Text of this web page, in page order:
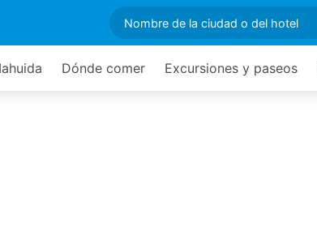
Dónde comer Excursiones y paseos